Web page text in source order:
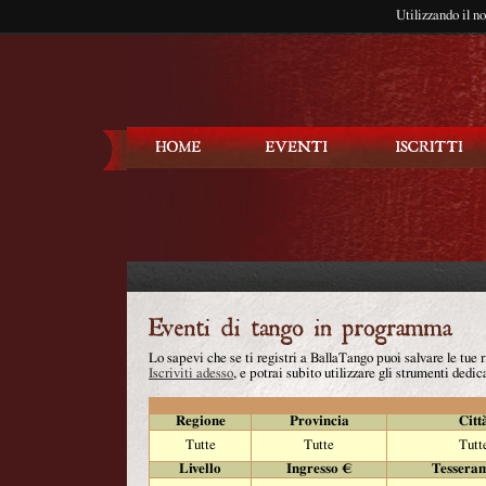
Utilizzando il
Lo sapevi che se ti registri a BallaTango puoi salvare le
Iscriviti adesso, e potrai subito utilizzare gli strumenti
Regione Provincia
Tutte
Tutte
Livello
Ingresso €